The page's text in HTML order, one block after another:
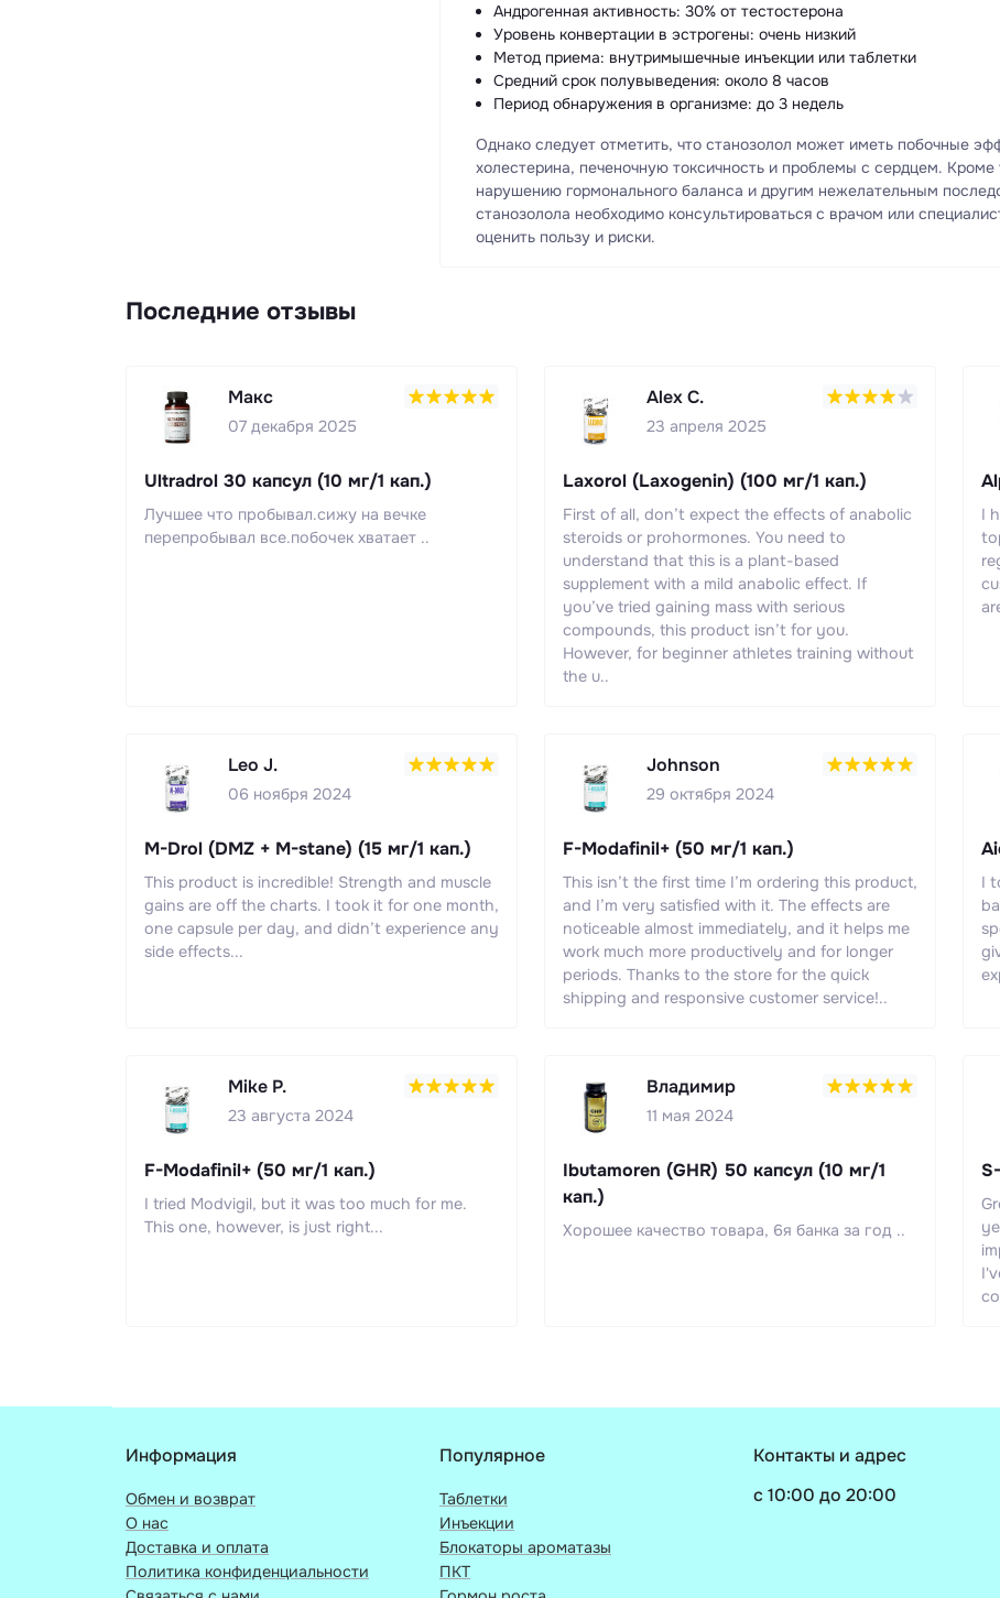
Андрогенная активность: 30% от тестостерона
Уровень конвертации в эстрогены: очень низкий
Метод приема: внутримышечные инъекции или таблетки
Средний срок полувыведения: около 8 часов
Период обнаружения в организме: до 3 недель
Однако следует отметить, что станозолол может иметь побочные
холестерина, печеночную токсичность и проблемы с сердцем.
нарушению гормонального баланса и другим нежелательным
станозолола необходимо консультироваться с врачом или
оценить пользу и риски.
Последние отзывы
Макс
07 декабря 2025
Ultradrol 30 капсул (10 мг/1 кап.)
Лучшее что пробывал.сижу на вечке
перепробывал все.побочек хватает ..
Alex C.
23 апреля 2025
Laxorol (Laxogenin) (100 мг/1 кап.)
First of all, don’t expect the effects of anabolic
steroids or prohormones. You need to
understand that this is a plant-based
supplement with a mild anabolic effect. If
you’ve tried gaining mass with serious
compounds, this product isn’t for you.
However, for beginner athletes training without
the u..
I
Leo J.
06 ноября 2024
M-Drol (DMZ + M-stane) (15 мг/1 кап.)
This product is incredible! Strength and muscle
gains are off the charts. I took it for one month,
one capsule per day, and didn’t experience any
side effects...
Johnson
29 октября 2024
F-Modafinil+ (50 мг/1 кап.)
This isn’t the first time I’m ordering this product,
and I’m very satisfied with it. The effects are
noticeable almost immediately, and it helps me
work much more productively and for longer
periods. Thanks to the store for the quick
shipping and responsive customer service!..
I
Mike P.
23 августа 2024
F-Modafinil+ (50 мг/1 кап.)
I tried Modvigil, but it was too much for me.
This one, however, is just right...
Владимир
11 мая 2024
Ibutamoren (GHR) 50 капсул (10 мг/1
кап.)
Хорошее качество товара, 6я банка за год ..
Информация
Обмен и возврат
О нас
Доставка и оплата
Политика конфиденциальности
Популярное
Таблетки
Инъекции
Блокаторы ароматазы
ПКТ
Контакты и адрес
c 10:00 до 20:00